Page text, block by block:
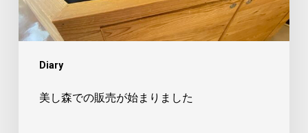
Diary
が
始
美し森での販売が始まりました